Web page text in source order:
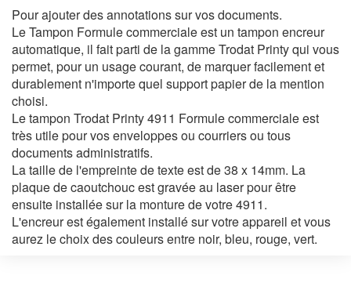
Pour ajouter des annotations sur vos documents.
Le Tampon Formule commerciale est un tampon encreur
automatique, il fait parti de la gamme Trodat Printy qui vous
permet, pour un usage courant, de marquer facilement et
durablement n'importe quel support papier de la mention
choisi.
Le tampon Trodat Printy 4911 Formule commerciale est
très utile pour vos enveloppes ou courriers ou tous
documents administratifs.
La taille de l'empreinte de texte est de 38 x 14mm. La
plaque de caoutchouc est gravée au laser pour être
ensuite installée sur la monture de votre 4911.
L'encreur est également installé sur votre appareil et vous
aurez le choix des couleurs entre noir, bleu, rouge, vert.